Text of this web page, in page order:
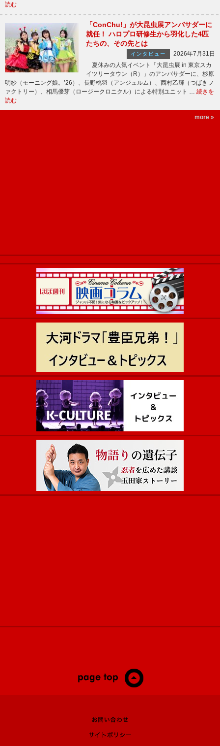
読む
「ConChu!」が大昆虫展アンバサダーに
就任！ ハロプロ研修生から羽化した4匹
たちの、その先とは
インタビュー
2026年7月31日
夏休みの人気イベント「大昆虫展 in 東京スカ
イツリータウン（R）」のアンバサダーに、杉原
明紗（モーニング娘。’26）、長野桃羽（アンジュルム）、西村乙輝（つばきフ
ァクトリー）、相馬優芽（ロージークロニクル）による特別ユニット … 続きを
読む
more »